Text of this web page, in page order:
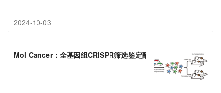
2024-10-03
Mol Cancer：全基因组CRISPR筛选鉴定酪氨酸蛋白硫 转移酶